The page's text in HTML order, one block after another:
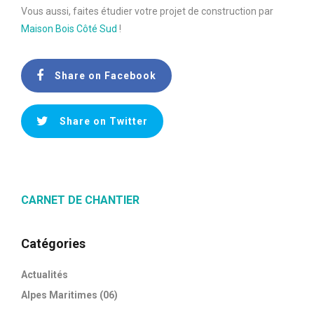
Vous aussi, faites étudier votre projet de construction par
Maison Bois Côté Sud !
Share on Facebook
Share on Twitter
CARNET DE CHANTIER
Catégories
Actualités
Alpes Maritimes (06)